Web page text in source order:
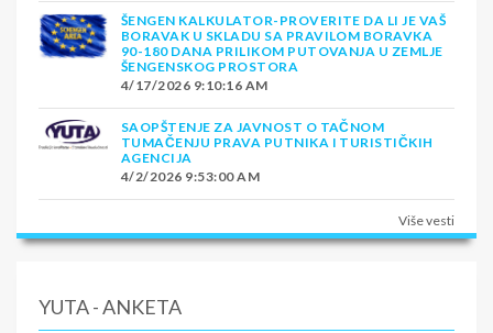
ŠENGEN KALKULATOR-PROVERITE DA LI JE VAŠ
BORAVAK U SKLADU SA PRAVILOM BORAVKA
90-180 DANA PRILIKOM PUTOVANJA U ZEMLJE
ŠENGENSKOG PROSTORA
4/17/2026 9:10:16 AM
SAOPŠTENJE ZA JAVNOST O TAČNOM
TUMAČENJU PRAVA PUTNIKA I TURISTIČKIH
AGENCIJA
4/2/2026 9:53:00 AM
Više vesti
YUTA - ANKETA